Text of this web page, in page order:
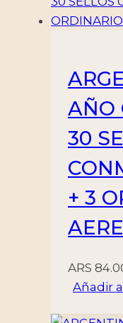
AÑO
30
+ 3
ARS
Añadir